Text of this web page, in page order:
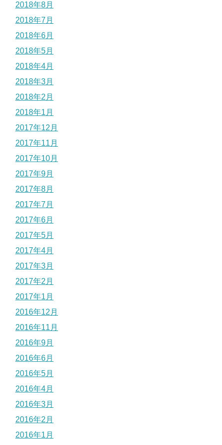
2018年8月
2018年7月
2018年6月
2018年5月
2018年4月
2018年3月
2018年2月
2018年1月
2017年12月
2017年11月
2017年10月
2017年9月
2017年8月
2017年7月
2017年6月
2017年5月
2017年4月
2017年3月
2017年2月
2017年1月
2016年12月
2016年11月
2016年9月
2016年6月
2016年5月
2016年4月
2016年3月
2016年2月
2016年1月